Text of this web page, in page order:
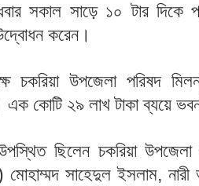
সকাল সাড়ে ১০ টার দিকে
উদ্বোধন করেন।
চকরিয়া উপজেলা পরিষদ
কোটি ২৯ লাখ টাকা ব্যয়ে
ছিলেন চকরিয়া উপজেলা
সাহেদুল ইসলাম, নারী